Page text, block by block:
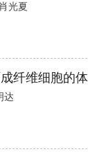
肖光夏
纤维细胞的
达